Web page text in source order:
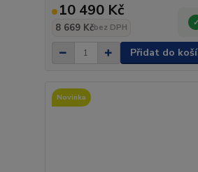
10 490 Kč
8 669 Kčbez DPH
Přidat do
Novinka